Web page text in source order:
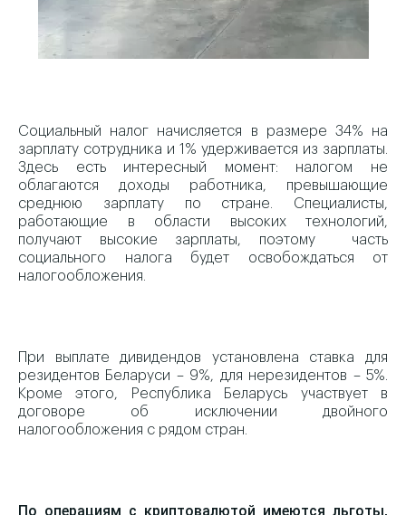
Социальный налог начисляется в размере 34% на
зарплату сотрудника и 1% удерживается из зарплаты.
Здесь есть интересный момент: налогом не
облагаются доходы работника, превышающие
среднюю зарплату по стране. Специалисты,
работающие в области высоких технологий,
получают высокие зарплаты, поэтому часть
социального налога будет освобождаться от
налогообложения.
При выплате дивидендов установлена ставка для
резидентов Беларуси – 9%, для нерезидентов – 5%.
Кроме этого, Республика Беларусь участвует в
договоре об исключении двойного
налогообложения с рядом стран.
По операциям с криптовалютой имеются льготы,